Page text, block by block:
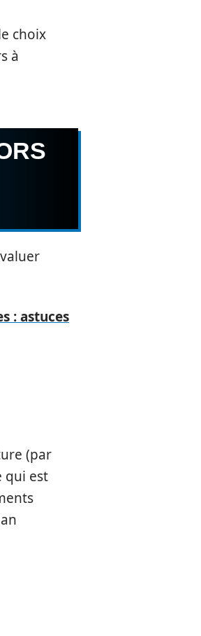
choix
à
: astuces
(par
qui est